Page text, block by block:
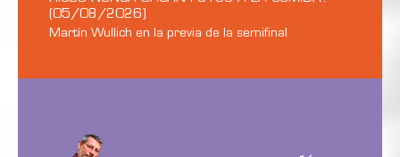
(05/08/2026)
Martín Wullich en la previa de la semifinal